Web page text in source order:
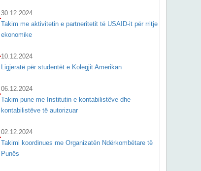
30.12.2024
Takim me aktivitetin e partneritetit të USAID-it për rritje
ekonomike
10.12.2024
Ligjeratë për studentët e Kolegjit Amerikan
06.12.2024
Takim pune me Institutin e kontabilistëve dhe
kontabilistëve të autorizuar
02.12.2024
Takimi koordinues me Organizatën Ndërkombëtare të
Punës